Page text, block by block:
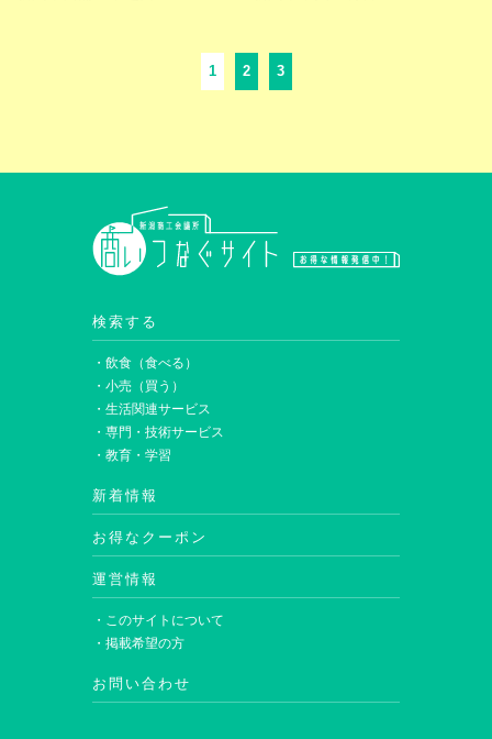
1 2 3
検索する
・飲食（食べる）
・小売（買う）
・生活関連サービス
・専門・技術サービス
・教育・学習
新着情報
お得なクーポン
運営情報
・このサイトについて
・掲載希望の方
お問い合わせ